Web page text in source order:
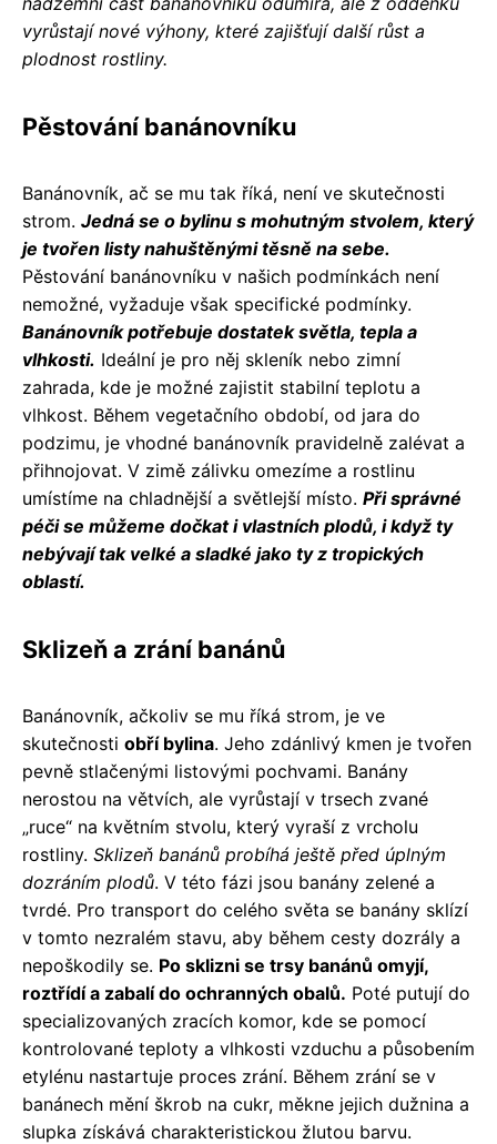
vyrůstají nové výhony, které zajišťují další růst a
plodnost rostliny.
Pěstování banánovníku
Banánovník, ač se mu tak říká, není ve skutečnosti
strom. Jedná se o bylinu s mohutným stvolem, který
je tvořen listy nahuštěnými těsně na sebe.
Pěstování banánovníku v našich podmínkách není
nemožné, vyžaduje však specifické podmínky.
Banánovník potřebuje dostatek světla, tepla a
vlhkosti. Ideální je pro něj skleník nebo zimní
zahrada, kde je možné zajistit stabilní teplotu a
vlhkost. Během vegetačního období, od jara do
podzimu, je vhodné banánovník pravidelně zalévat a
přihnojovat. V zimě zálivku omezíme a rostlinu
umístíme na chladnější a světlejší místo. Při správné
péči se můžeme dočkat i vlastních plodů, i když ty
nebývají tak velké a sladké jako ty z tropických
oblastí.
Sklizeň a zrání banánů
Banánovník, ačkoliv se mu říká strom, je ve
skutečnosti obří bylina. Jeho zdánlivý kmen je tvořen
pevně stlačenými listovými pochvami. Banány
nerostou na větvích, ale vyrůstají v trsech zvané
„ruce“ na květním stvolu, který vyraší z vrcholu
rostliny. Sklizeň banánů probíhá ještě před úplným
dozráním plodů. V této fázi jsou banány zelené a
tvrdé. Pro transport do celého světa se banány sklízí
v tomto nezralém stavu, aby během cesty dozrály a
nepoškodily se. Po sklizni se trsy banánů omyjí,
roztřídí a zabalí do ochranných obalů. Poté putují do
specializovaných zracích komor, kde se pomocí
kontrolované teploty a vlhkosti vzduchu a působením
etylénu nastartuje proces zrání. Během zrání se v
banánech mění škrob na cukr, měkne jejich dužnina a
slupka získává charakteristickou žlutou barvu.